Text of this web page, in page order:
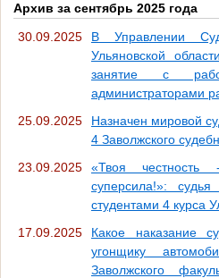
Архив за сентябрь 2025 года
30.09.2025
В Управлении
Ульяновской
занятие с
администраторами
25.09.2025
Назначен мировой
4 Заволжского
23.09.2025
«Твоя
суперсила!»:
студентами 4 курса
17.09.2025
Какое наказание
угонщику
Заволжского